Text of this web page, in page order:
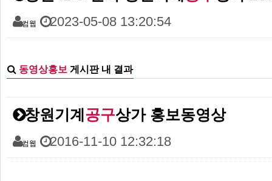
컴웹 2023-05-08 13:20:54
동영상홍보 게시판 내 결과
창원기계 공구상가 홍보동영상
컴웹 2016-11-10 12:32:18